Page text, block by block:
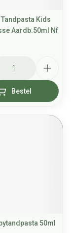
Kids
Aardb.50ml Nf
Bestel
50ml